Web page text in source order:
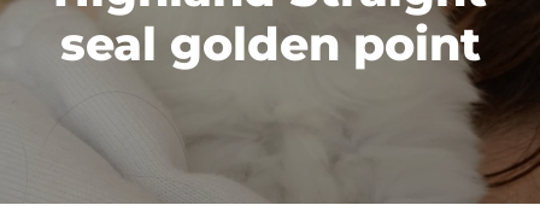
seal golden point